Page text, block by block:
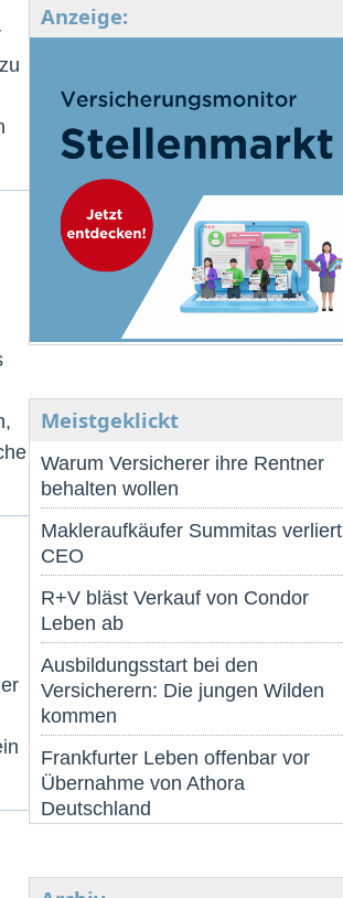
Anzeige:
Meistgeklickt
Warum Versicherer ihre Rentner
behalten wollen
Makleraufkäufer Summitas verliert
CEO
R+V bläst Verkauf von Condor
Leben ab
Ausbildungsstart bei den
Versicherern: Die jungen Wilden
kommen
Frankfurter Leben offenbar vor
Übernahme von Athora
Deutschland